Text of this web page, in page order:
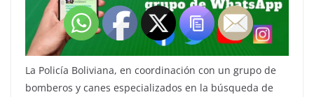
La Policía Boliviana, en coordinación con un grupo de
bomberos y canes especializados en la búsqueda de